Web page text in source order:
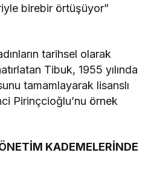
birebir örtüşüyor”
tarihsel olarak
Tibuk, 1955 yılında
tamamlayarak lisanslı
Pirinçcioğlu’nu örnek
KADEMELERİNDE